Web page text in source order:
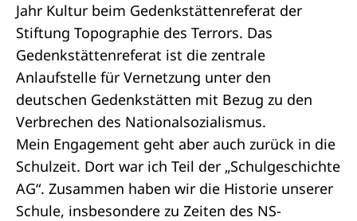
Jahr Kultur beim Gedenkstättenreferat der
Stiftung Topographie des Terrors. Das
Gedenkstättenreferat ist die zentrale
Anlaufstelle für Vernetzung unter den
deutschen Gedenkstätten mit Bezug zu den
Verbrechen des Nationalsozialismus.
Mein Engagement geht aber auch zurück in die
Schulzeit. Dort war ich Teil der „Schulgeschichte
AG“. Zusammen haben wir die Historie unserer
Schule, insbesondere zu Zeiten des NS-